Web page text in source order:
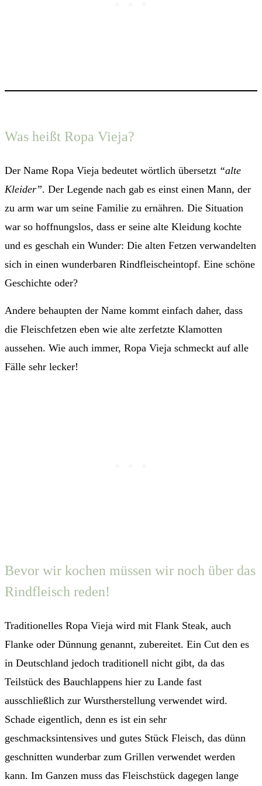
Was heißt Ropa Vieja?
Der Name Ropa Vieja bedeutet wörtlich übersetzt “alte
Kleider”. Der Legende nach gab es einst einen Mann, der
zu arm war um seine Familie zu ernähren. Die Situation
war so hoffnungslos, dass er seine alte Kleidung kochte
und es geschah ein Wunder: Die alten Fetzen verwandelten
sich in einen wunderbaren Rindfleischeintopf. Eine schöne
Geschichte oder?
Andere behaupten der Name kommt einfach daher, dass
die Fleischfetzen eben wie alte zerfetzte Klamotten
aussehen. Wie auch immer, Ropa Vieja schmeckt auf alle
Fälle sehr lecker!
Bevor wir kochen müssen wir noch über das
Rindfleisch reden!
Traditionelles Ropa Vieja wird mit Flank Steak, auch
Flanke oder Dünnung genannt, zubereitet. Ein Cut den es
in Deutschland jedoch traditionell nicht gibt, da das
Teilstück des Bauchlappens hier zu Lande fast
ausschließlich zur Wurstherstellung verwendet wird.
Schade eigentlich, denn es ist ein sehr
geschmacksintensives und gutes Stück Fleisch, das dünn
geschnitten wunderbar zum Grillen verwendet werden
kann. Im Ganzen muss das Fleischstück dagegen lange